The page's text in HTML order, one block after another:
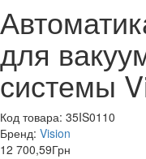
для
системы
Код товара: 35IS0110
Бренд: Vision
12 700,59Грн